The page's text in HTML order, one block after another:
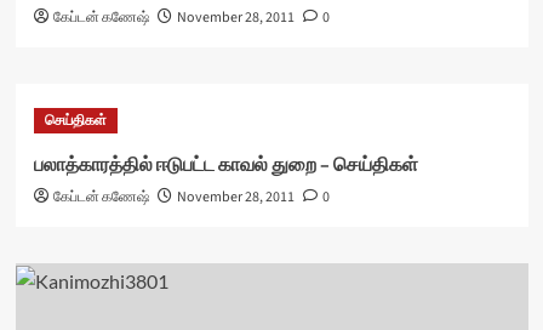
கேப்டன் கணேஷ் November 28, 2011 0
செய்திகள்
பலாத்காரத்தில் ஈடுபட்ட காவல் துறை – செய்திகள்
கேப்டன் கணேஷ் November 28, 2011 0